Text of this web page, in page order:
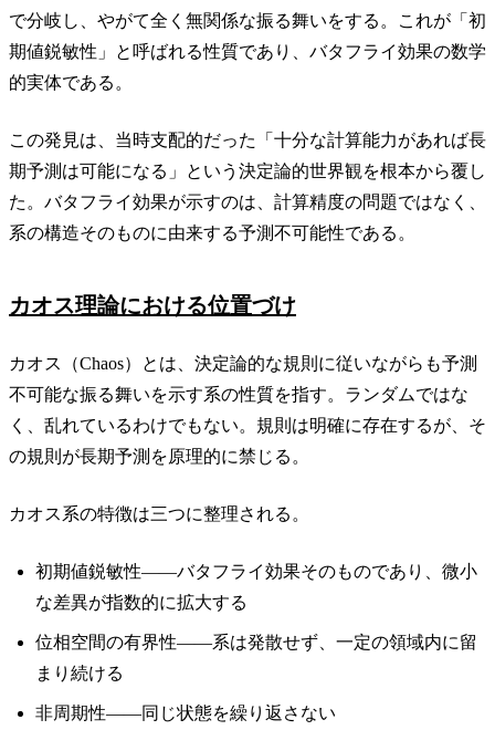
で分岐し、やがて全く無関係な振る舞いをする。これが「初
期値鋭敏性」と呼ばれる性質であり、バタフライ効果の数学
的実体である。
この発見は、当時支配的だった「十分な計算能力があれば長
期予測は可能になる」という決定論的世界観を根本から覆し
た。バタフライ効果が示すのは、計算精度の問題ではなく、
系の構造そのものに由来する予測不可能性である。
カオス理論における位置づけ
カオス（Chaos）とは、決定論的な規則に従いながらも予測
不可能な振る舞いを示す系の性質を指す。ランダムではな
く、乱れているわけでもない。規則は明確に存在するが、そ
の規則が長期予測を原理的に禁じる。
カオス系の特徴は三つに整理される。
初期値鋭敏性——バタフライ効果そのものであり、微小
な差異が指数的に拡大する
位相空間の有界性——系は発散せず、一定の領域内に留
まり続ける
非周期性——同じ状態を繰り返さない